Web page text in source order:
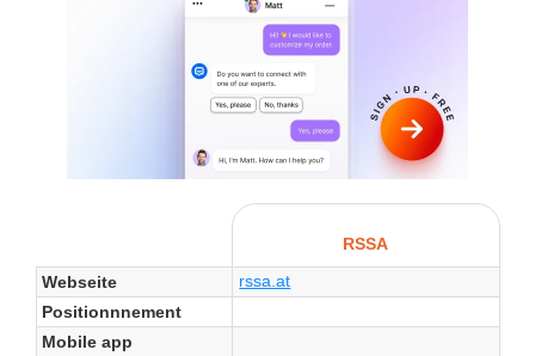
RSSA
Webseite
rssa.at
Positionnnement
Mobile app